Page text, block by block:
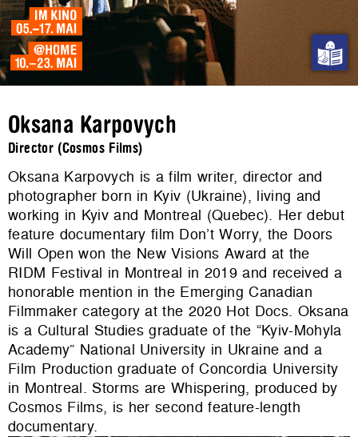
Oksana Karpovych
Director (Cosmos Films)
Oksana Karpovych is a film writer, director and
photographer born in Kyiv (Ukraine), living and
working in Kyiv and Montreal (Quebec). Her debut
feature documentary film Don’t Worry, the Doors
Will Open won the New Visions Award at the
RIDM Festival in Montreal in 2019 and received a
honorable mention in the Emerging Canadian
Filmmaker category at the 2020 Hot Docs. Oksana
is a Cultural Studies graduate of the “Kyiv-Mohyla
Academy” National University in Ukraine and a
Film Production graduate of Concordia University
in Montreal. Storms are Whispering, produced by
Cosmos Films, is her second feature-length
documentary.